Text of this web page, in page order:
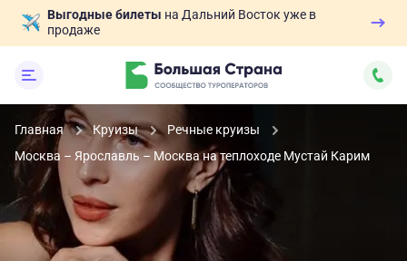
Выгодные билеты на Дальний Восток уже в
продаже
Главная Круизы
Речные круизы
Москва – Ярославль – Москва на теплоходе Мустай Карим